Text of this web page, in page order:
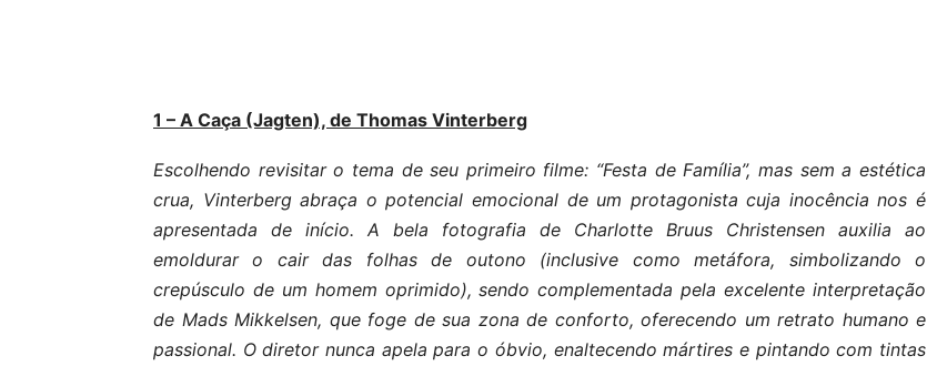
1 – A Caça (Jagten), de Thomas Vinterberg
Escolhendo revisitar o tema de seu primeiro filme: “Festa de Família”, mas sem a estética
crua, Vinterberg abraça o potencial emocional de um protagonista cuja inocência nos é
apresentada de início. A bela fotografia de Charlotte Bruus Christensen auxilia ao
emoldurar o cair das folhas de outono (inclusive como metáfora, simbolizando o
crepúsculo de um homem oprimido), sendo complementada pela excelente interpretação
de Mads Mikkelsen, que foge de sua zona de conforto, oferecendo um retrato humano e
passional. O diretor nunca apela para o óbvio, enaltecendo mártires e pintando com tintas